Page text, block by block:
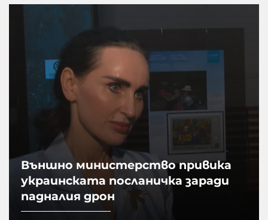
Външно министерство привика
украинската посланичка заради
падналия дрон